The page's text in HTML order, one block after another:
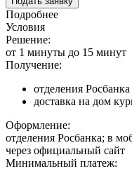
Подробнее
Условия
Решение:
от 1 минуты до 15 минут
Получение:
отделения Росбанка
доставка на дом
Оформление:
отделения Росбанка; в
через официальный сайт
Минимальный платеж: